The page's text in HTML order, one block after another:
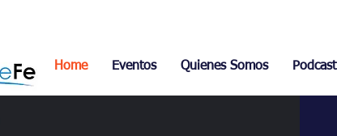
Home Eventos Quienes Somos Podcast